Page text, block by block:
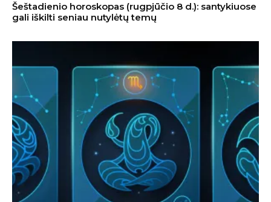
Šeštadienio horoskopas (rugpjūčio 8 d.): santykiuose
gali iškilti seniau nutylėtų temų